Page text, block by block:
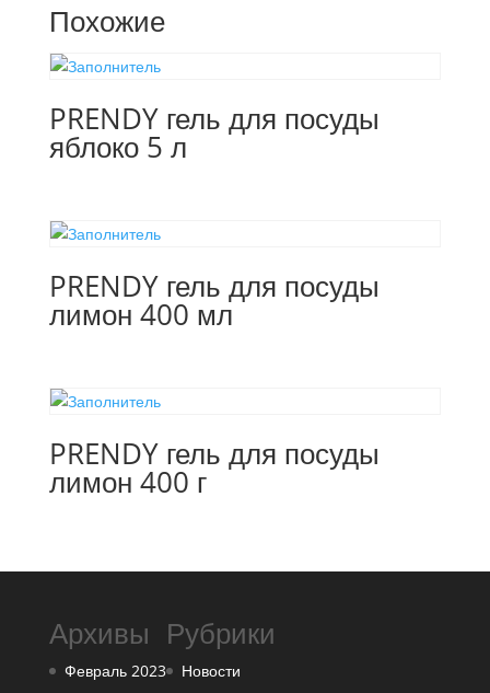
Похожие
PRENDY гель для посуды
яблоко 5 л
PRENDY гель для посуды
лимон 400 мл
PRENDY гель для посуды
лимон 400 г
Архивы
Февраль 2023
Рубрики
Новости